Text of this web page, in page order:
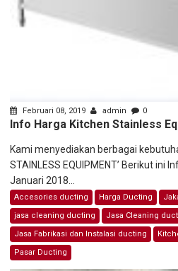
Februari 08, 2019 admin 0
Info Harga Kitchen Stainless
Kami menyediakan berbagai
STAINLESS EQUIPMENT’ Berikut ini
Januari 2018...
Accesories ducting Harga Ducting
jasa cleaning ducting
Jasa Cleaning
Jasa Fabrikasi dan Instalasi ducting
Pasar Ducting